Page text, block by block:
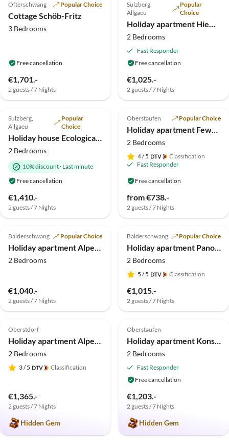
Ofterschwang Popular Choice
Cottage Schöb-Fritz
3 Bedrooms
Free cancellation
€1,701.-
2 guests / 7 Nights
Sulzberg,
Allgaeu
Popular
Choice
Holiday apartment Hiemer 2
2 Bedrooms
Fast Responder
Free cancellation
€1,025.-
2 guests / 7 Nights
Top-Listing
5.0 (23)
Sulzberg,
Allgaeu
Popular
Choice
Holiday house Ecological house
2 Bedrooms
10% discount· Last minute
Free cancellation
€1,410.-
2 guests / 7 Nights
Top-Listing
4.9 (12)
Oberstaufen Popular Choice
Holiday apartment Fewo Löwenzahn
2 Bedrooms
4/ 5
Classification
Fast Responder
Free cancellation
from €738.-
2 guests / 7 Nights
Top-Listing
4.9 (9)
Balderschwang Popular Choice
Holiday apartment Alpenrösle
2 Bedrooms
€1,040.-
2 guests / 7 Nights
Top-Listing
5.0 (7)
Balderschwang Popular Choice
Holiday apartment Panorama Ferienwohnung Kiefer, 5 Sterne, Sauna
2 Bedrooms
5 / 5 Classification
€1,015.-
2 guests / 7 Nights
5.0 (5)
Oberstdorf
Holiday apartment Alpenflair 401
2 Bedrooms
3/ 5 Classification
€1,365.-
2 guests / 7 Nights
Hidden Gem
Top-Listing
5.0 (1)
Oberstaufen
Holiday apartment Konstanzer Bergblick mit Wintergarten
2 Bedrooms
Fast Responder
Free cancellation
€1,203.-
2 guests / 7 Nights
Hidden Gem